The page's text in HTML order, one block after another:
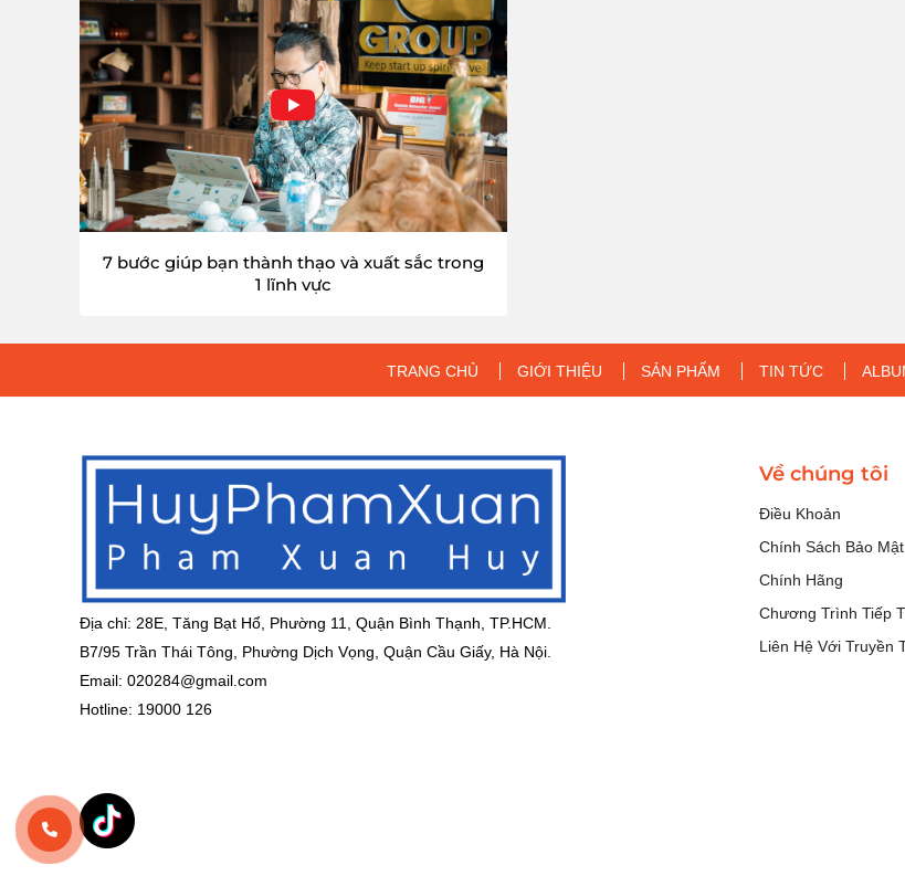
7 bước giúp bạn thành thạo và xuất sắc trong
1 lĩnh vực
TRANG CHỦ GIỚI THIỆU SẢN PHẨM TIN TỨC
Địa chỉ: 28E, Tăng Bạt Hổ, Phường 11, Quận Bình Thạnh, TP.HCM.
B7/95 Trần Thái Tông, Phường Dịch Vọng, Quận Cầu Giấy, Hà Nội.
Email: 020284@gmail.com
Hotline: 19000 126
Về chúng tôi
Điều Khoản
Chính Sách Bảo Mật
Chính Hãng
Chương Trình Tiếp
Liên Hệ Với Truyền